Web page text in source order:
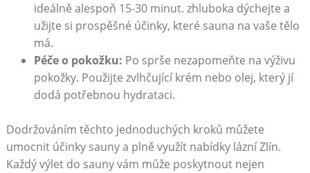
ideálně alespoň 15-30 minut. zhluboka dýchejte a
užijte si prospěšné účinky, které sauna na vaše tělo
má.
Péče o pokožku: Po sprše nezapomeňte na výživu
pokožky. Použijte zvlhčující krém nebo olej, který jí
dodá potřebnou hydrataci.
Dodržováním těchto jednoduchých kroků můžete
umocnit účinky sauny a plně využít nabídky lázní Zlín.
Každý výlet do sauny vám může poskytnout nejen